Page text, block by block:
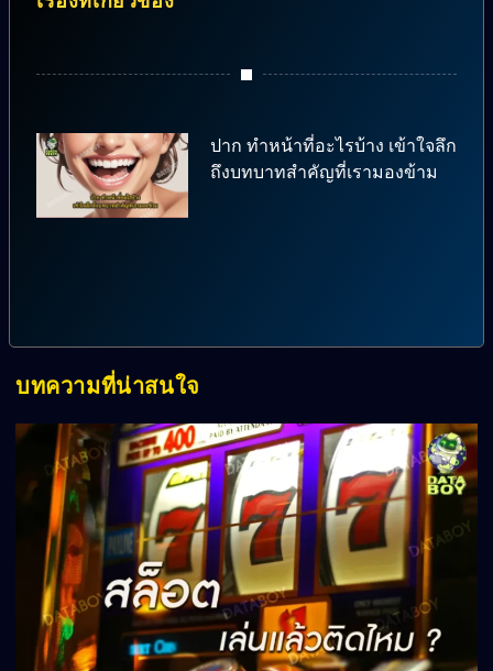
ปาก ทำหน้าที่อะไรบ้าง เข้าใจลึก
ถึงบทบาทสำคัญที่เรามองข้าม
บทความที่น่าสนใจ